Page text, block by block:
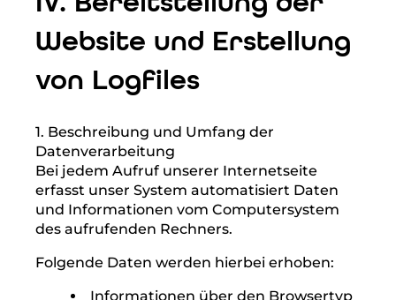
hinaus erfolgen, wenn dies durch den
europäischen oder nationalen Gesetzgeber
in unionsrechtlichen Verordnungen,
Gesetzen oder sonstigen Vorschriften, denen
der Verantwortliche unterliegt, vorgesehen
Daten erfolgt auch dann, wenn eine durch
die genannten Normen vorgeschriebene
Speicherfrist abläuft, es sei denn, dass eine
Erforderlichkeit zur weiteren Speicherung
der Daten für einen Vertragsabschluss oder
eine Vertragserfüllung besteht.
IV. Bereitstellung der